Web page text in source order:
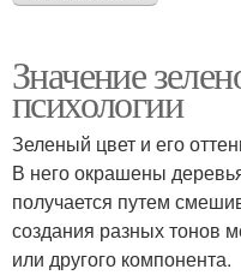
Значение
психологии
Зеленый цвет и его
В него окрашены
получается путем
создания разных тонов
или другого компонента.